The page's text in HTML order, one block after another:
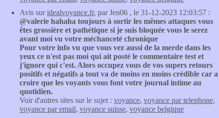
Avis suridealvoyance.fr, par Jen06 , le 31-12-2023 12:03:57 :
@valerie hahaha toujours à sortir les mêmes attaques vous
êtes grossière et pathétique si je suis bloquée vous le serez
avant moi vu votre méchanceté chronique
Pour votre info vu que vous vez aussi de la merde dans les
yeux ce n'est pas moi qui ait posté le commentaire test et
j'ignore qui c'est. Alors occupez vous de vos supers retours
positifs et négatifs a tout va de moins en moins crédible car a
croire que les voyants vous font votre journal intime au
quotidien.
Voir d'autres sites sur le sujet : voyance, voyance par telephone,
voyance par email, voyance suisse, voyance belgique